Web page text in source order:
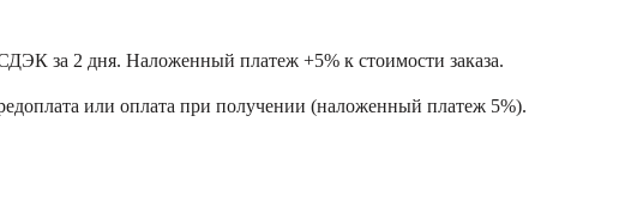
за 2 дня. Наложенный платеж +5% к стоимости заказа.
или оплата при получении (наложенный платеж 5%).